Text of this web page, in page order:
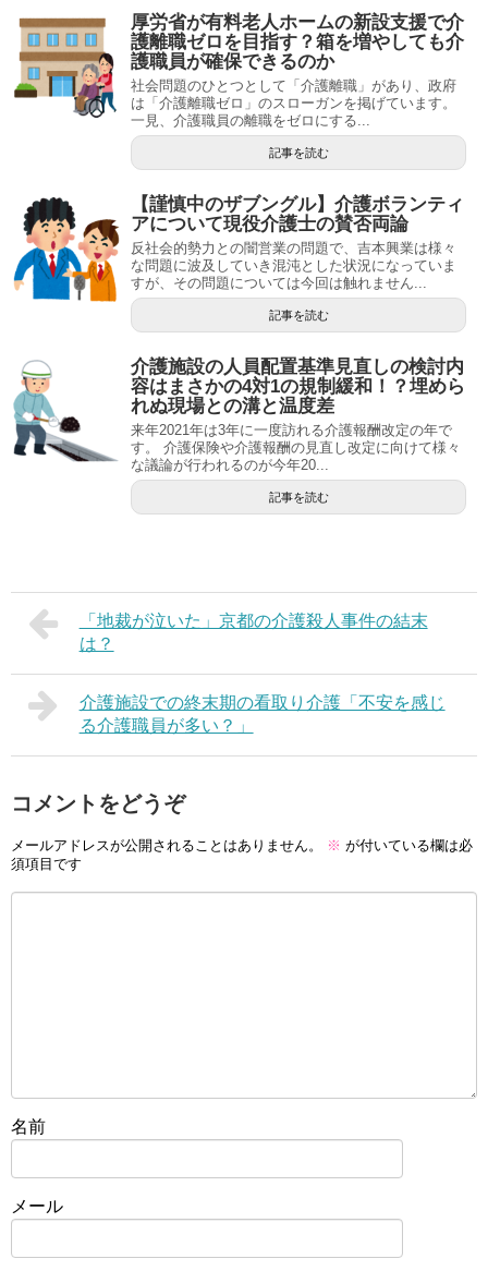
厚労省が有料老人ホームの新設支援で介
護離職ゼロを目指す？箱を増やしても介
護職員が確保できるのか
社会問題のひとつとして「介護離職」があり、政府
は「介護離職ゼロ」のスローガンを掲げています。
一見、介護職員の離職をゼロにする...
記事を読む
【謹慎中のザブングル】介護ボランティ
アについて現役介護士の賛否両論
反社会的勢力との闇営業の問題で、吉本興業は様々
な問題に波及していき混沌とした状況になっていま
すが、その問題については今回は触れません...
記事を読む
介護施設の人員配置基準見直しの検討内
容はまさかの4対1の規制緩和！？埋めら
れぬ現場との溝と温度差
来年2021年は3年に一度訪れる介護報酬改定の年で
す。 介護保険や介護報酬の見直し改定に向けて様々
な議論が行われるのが今年20...
記事を読む
「地裁が泣いた」京都の介護殺人事件の結末
は？
介護施設での終末期の看取り介護「不安を感じ
る介護職員が多い？」
コメントをどうぞ
メールアドレスが公開されることはありません。 ※ が付いている欄は必
須項目です
名前
メール